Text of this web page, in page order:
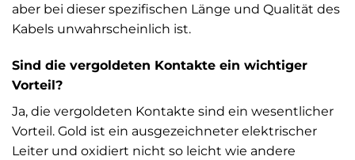
aber bei dieser spezifischen Länge und Qualität des
Kabels unwahrscheinlich ist.
Sind die vergoldeten Kontakte ein wichtiger
Vorteil?
Ja, die vergoldeten Kontakte sind ein wesentlicher
Vorteil. Gold ist ein ausgezeichneter elektrischer
Leiter und oxidiert nicht so leicht wie andere